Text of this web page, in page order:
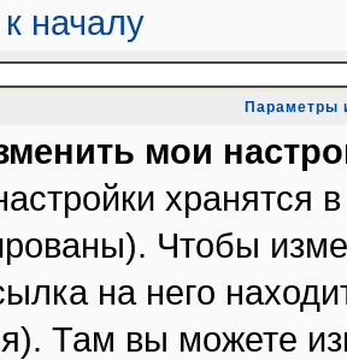
началу
Параметры
мои
хранятся
Чтобы
на него
Там вы можете